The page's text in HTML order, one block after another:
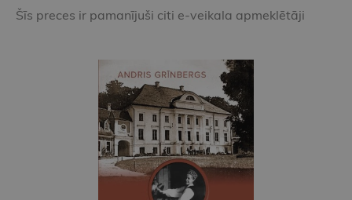
Šīs preces ir pamanījuši citi e-veikala apmeklētāji